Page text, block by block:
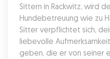
Sittern in Rackwitz, wird
Hundebetreuung wie zu
Sitter verpflichtet sich,
liebevolle
geben, die er von seiner